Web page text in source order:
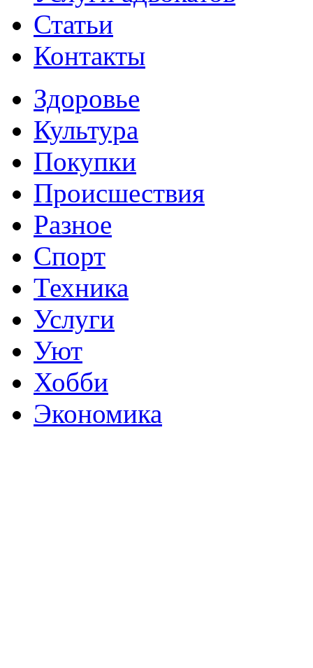
Статьи
Контакты
Здоровье
Культура
Покупки
Происшествия
Разное
Спорт
Техника
Услуги
Уют
Хобби
Экономика